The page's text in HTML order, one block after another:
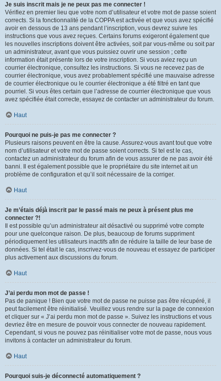
Je suis inscrit mais je ne peux pas me connecter !
Vérifiez en premier lieu que votre nom d’utilisateur et votre mot de passe soient
corrects. Si la fonctionnalité de la COPPA est activée et que vous avez spécifié
avoir en dessous de 13 ans pendant l’inscription, vous devrez suivre les
instructions que vous avez reçues. Certains forums exigeront également que
les nouvelles inscriptions doivent être activées, soit par vous-même ou soit par
un administrateur, avant que vous puissiez ouvrir une session ; cette
information était présente lors de votre inscription. Si vous aviez reçu un
courrier électronique, consultez les instructions. Si vous ne recevez pas de
courrier électronique, vous avez probablement spécifié une mauvaise adresse
de courrier électronique ou le courrier électronique a été filtré en tant que
pourriel. Si vous êtes certain que l’adresse de courrier électronique que vous
avez spécifiée était correcte, essayez de contacter un administrateur du forum.
Haut
Pourquoi ne puis-je pas me connecter ?
Plusieurs raisons peuvent en être la cause. Assurez-vous avant tout que votre
nom d’utilisateur et votre mot de passe soient corrects. Si tel est le cas,
contactez un administrateur du forum afin de vous assurer de ne pas avoir été
banni. Il est également possible que le propriétaire du site internet ait un
problème de configuration et qu’il soit nécessaire de la corriger.
Haut
Je m’étais déjà inscrit par le passé mais ne peux à présent plus me
connecter ?!
Il est possible qu’un administrateur ait désactivé ou supprimé votre compte
pour une quelconque raison. De plus, beaucoup de forums suppriment
périodiquement les utilisateurs inactifs afin de réduire la taille de leur base de
données. Si tel était le cas, inscrivez-vous de nouveau et essayez de participer
plus activement aux discussions du forum.
Haut
J’ai perdu mon mot de passe !
Pas de panique ! Bien que votre mot de passe ne puisse pas être récupéré, il
peut facilement être réinitialisé. Veuillez vous rendre sur la page de connexion
et cliquer sur « J’ai perdu mon mot de passe ». Suivez les instructions et vous
devriez être en mesure de pouvoir vous connecter de nouveau rapidement.
Cependant, si vous ne pouvez pas réinitialiser votre mot de passe, nous vous
invitons à contacter un administrateur du forum.
Haut
Pourquoi suis-je déconnecté automatiquement ?